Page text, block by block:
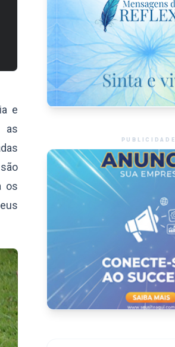
e
as
os
PUBLICIDADE